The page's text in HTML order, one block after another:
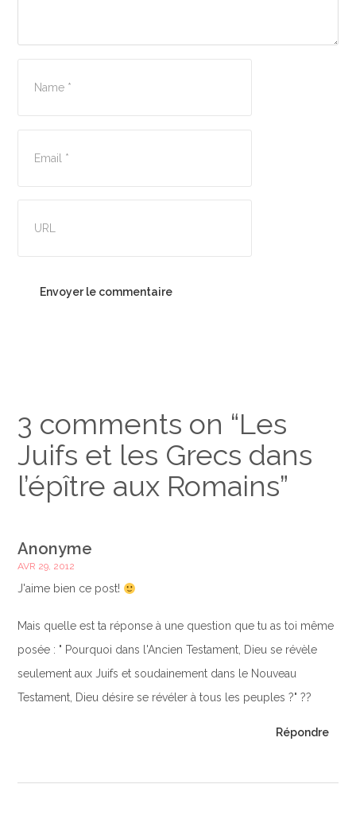
3 comments on “Les
Juifs et les Grecs dans
l’épître aux Romains”
Anonyme
AVR 29, 2012
J'aime bien ce post!
Mais quelle est ta réponse à une question que tu as toi même
posée : " Pourquoi dans l'Ancien Testament, Dieu se révèle
seulement aux Juifs et soudainement dans le Nouveau
Testament, Dieu désire se révéler à tous les peuples ?" ??
Répondre